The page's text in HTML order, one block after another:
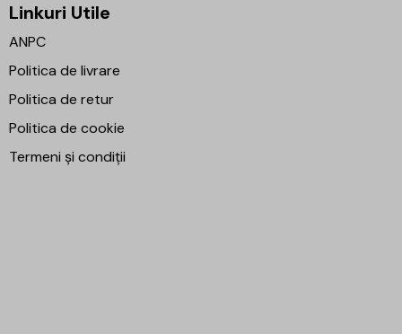
Linkuri Utile
ANPC
Politica de livrare
Politica de retur
Politica de cookie
Termeni și condiții